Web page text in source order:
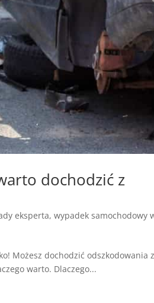
dochodzić z
eksperta,wypadek samochodowy
Możesz dochodzić odszkodowania
warto. Dlaczego...